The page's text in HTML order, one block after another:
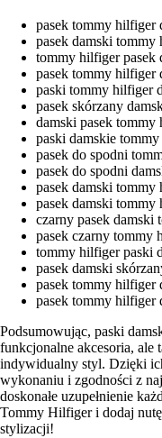
pasek tommy hilfiger
pasek damski tommy
tommy hilfiger pasek
pasek tommy hilfiger
paski tommy hilfiger
pasek skórzany
damski pasek tommy
paski damskie
pasek do spodni
pasek do spodni
pasek damski tommy
pasek damski
czarny pasek damski
pasek czarny tommy
tommy hilfiger paski
pasek damski
pasek tommy hilfiger
pasek tommy hilfiger
Podsumowując, paski
funkcjonalne akcesoria, ale
indywidualny styl. Dzięki
wykonaniu i zgodności z
doskonałe uzupełnienie
Tommy Hilfiger i dodaj
stylizacji!